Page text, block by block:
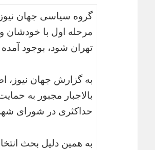
گروه سیاسی جهان
مرحله اول با خودشان
تهران شود، بوجود
به گزارش جهان نیوز،
بالاجبار مجبور به
حداکثری در شورای شهر
به همین دلیل بحث